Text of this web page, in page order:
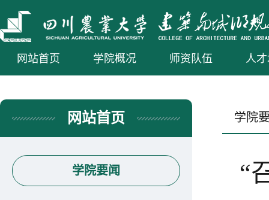
网站首页 学院概况 师资队伍 人
网站首页
学院要闻
学院
“